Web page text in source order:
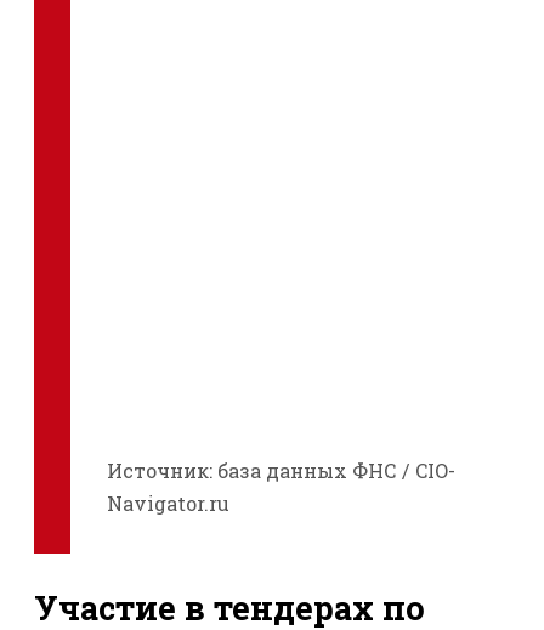
Источник: база данных ФНС / CIO-
Navigator.ru
Участие в тендерах по